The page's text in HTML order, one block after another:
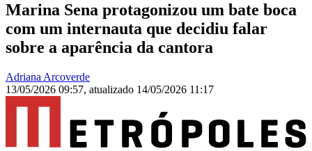
Marina Sena protagonizou um bate boca
com um internauta que decidiu falar
sobre a aparência da cantora
Adriana Arcoverde
13/05/2026 09:57, atualizado 14/05/2026 11:17